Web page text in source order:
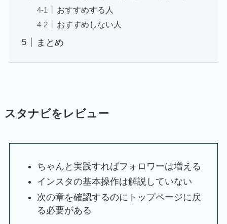
おすすめする人
おすすめしない人
まとめ
スタナビをレビュー
ちゃんと実践すればフォロワーは増える
インスタの基本操作は解説していない
次の章を確認するのにトップページに戻
る必要がある